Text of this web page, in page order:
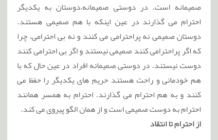
صمیمانه است. در دوستی صمیمانه،دوستان به یکدیگر
احترام می گذارند در عین اینکه با هم صمیمی هستند.
دوستان صمیمی نه پراحترامی می کنند و نه بی احترامی، چرا
که اگر پراحترامی کنند صمیمی نیستند و اگر بی احترامی کنند
دوست نیستند. در دوستی صمیمانه افراد در عین حال که با
هم خودمانی و راحت هستند حریم های یکدیگر را حفظ می
کنند و به هم احترام می گذارند. احترام به همسر همانند
احترام به دوست صمیمی است و از همان الگو پیروی می کند.
از احترام تا انتقاد